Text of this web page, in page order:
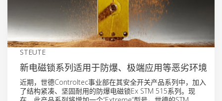
STEUTE
新电磁锁系列适用于防爆、极端应用等恶劣环境
近期，世德Controltec事业部在其安全开关产品系列中，加入
了结构紧凑、坚固耐用的防爆电磁锁Ex STM 515系列。现